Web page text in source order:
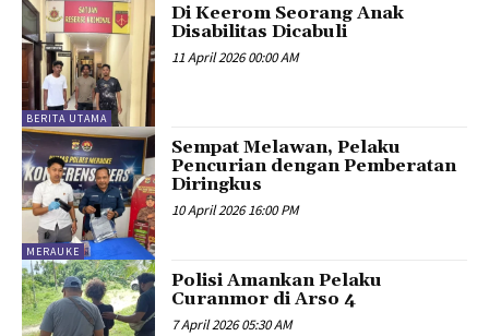
BERITA UTAMA
Di Keerom Seorang Anak
Disabilitas Dicabuli
11 April 2026 00:00 AM
MERAUKE
Sempat Melawan, Pelaku
Pencurian dengan Pemberatan
Diringkus
10 April 2026 16:00 PM
Polisi Amankan Pelaku
Curanmor di Arso 4
7 April 2026 05:30 AM